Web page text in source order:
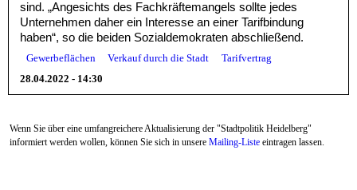
sind. „Angesichts des Fachkräftemangels sollte jedes
Unternehmen daher ein Interesse an einer Tarifbindung
haben“, so die beiden Sozialdemokraten abschließend.
Gewerbeflächen Verkauf durch die Stadt
Tarifvertrag
28.04.2022 - 14:30
Wenn Sie über eine umfangreichere Aktualisierung der "Stadtpolitik Heidelberg"
informiert werden wollen, können Sie sich in unsere Mailing-Liste eintragen lassen.